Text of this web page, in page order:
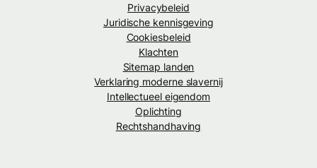
Privacybeleid
Juridische kennisgeving
Cookiesbeleid
Klachten
Sitemap landen
Verklaring moderne slavernij
Intellectueel eigendom
Oplichting
Rechtshandhaving